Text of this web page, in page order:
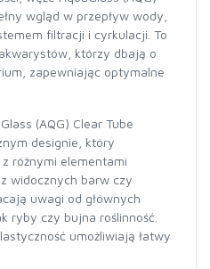
wgląd w przepływ wody,
filtracji i cyrkulacji. To
którzy dbają o
zapewniając optymalne
(AQG) Clear Tube
designie, który
różnymi elementami
widocznych barw czy
uwagi od głównych
ryby czy bujna roślinność.
umożliwiają łatwy